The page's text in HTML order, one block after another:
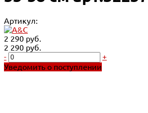
Артикул:
2 290 руб.
2 290 руб.
-
+
Уведомить о поступлении